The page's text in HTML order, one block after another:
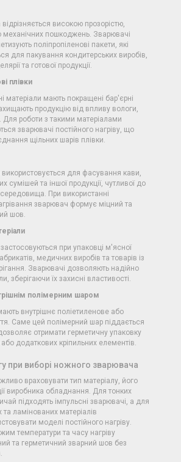
високою прозорістю,
механічних пошкоджень. Зварювачі
поліпропіленові пакети, які
для пакування кондитерських виробів,
та готової продукції.
плівки
матеріали мають покращені бар'єрні
продукцію від впливу вологи,
Для роботи з такими матеріалами
зварювачі постійного нагріву, що
щільних шарів плівки.
використовується для фасування кави,
сумішей та іншої продукції, чутливої ​​до
При використанні
зварювач формує міцний та
шов.
при упаковці м'ясної
медичних виробів та товарів із
Зварювачі дозволяють надійно
зберігаючи їх захисні властивості.
полімерним шаром
внутрішнє поліетиленове або
Саме цей полімерний шар піддається
отримати герметичну упаковку
додаткових кріпильних елементів.
при виборі ножного зварювача
враховувати тип матеріалу, його
виробника обладнання. Для тонких
підходять імпульсні зварювачі, а для
ламінованих матеріалів
моделі постійного нагріву.
температури та часу нагріву
та герметичний зварний шов без